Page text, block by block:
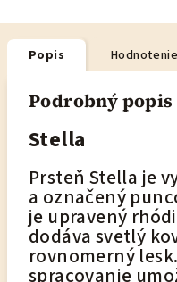
Popis Hodnotenie
Podrobný popis
Stella
Prsteň Stella je
a označený
je upravený
dodáva svetlý
rovnomerný
spracovanie